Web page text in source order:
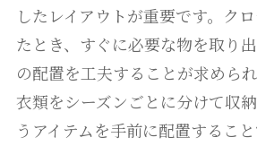
したレイアウトが重要です。ク
たとき、すぐに必要な物を取り
の配置を工夫することが求められ
衣類をシーズンごとに分けて収
うアイテムを手前に配置するこ